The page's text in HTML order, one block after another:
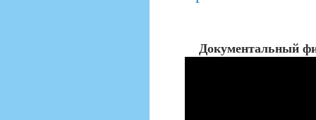
Документальный